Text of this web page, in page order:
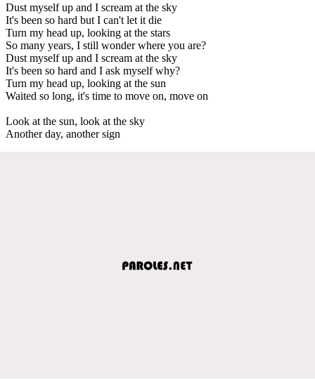
Dust myself up and I scream at the sky
It's been so hard but I can't let it die
Turn my head up, looking at the stars
So many years, I still wonder where you are?
Dust myself up and I scream at the sky
It's been so hard and I ask myself why?
Turn my head up, looking at the sun
Waited so long, it's time to move on, move on
Look at the sun, look at the sky
Another day, another sign